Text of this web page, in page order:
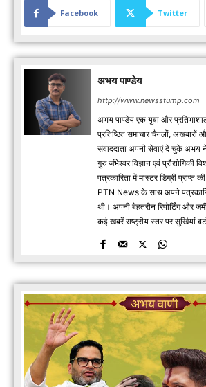
Facebook Twitter
अभय पाण्डेय
http://www.newsstump.com
अभय पाण्डेय एक युवा और
प्रतिष्ठित समाचार चैनलों, अखबारों
संवाददाता अपनी सेवाएं दे चुके अभय ने
गुरु जंभेश्वर विज्ञान एवं प्रौद्योगिकी
पत्रकारिता में मास्टर डिग्री
PTN News के साथ अपने
थी। अपनी बेहतरीन रिपोर्टिंग और
कई खबरें राष्ट्रीय स्तर पर सुर्खियां